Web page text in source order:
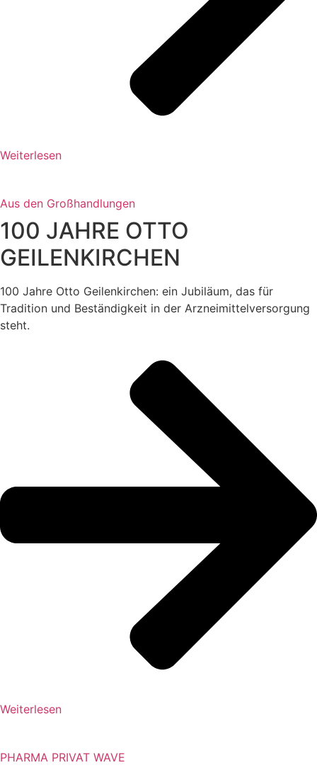
Weiterlesen
Aus den Großhandlungen
100 JAHRE OTTO
GEILENKIRCHEN
100 Jahre Otto Geilenkirchen: ein Jubiläum, das für
Tradition und Beständigkeit in der Arzneimittelversorgung
steht.
Weiterlesen
PHARMA PRIVAT WAVE